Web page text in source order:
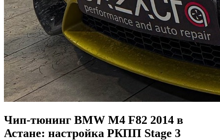
Чип-тюнинг BMW M4 F82 2014 в
Астане: настройка РКПП Stage 3